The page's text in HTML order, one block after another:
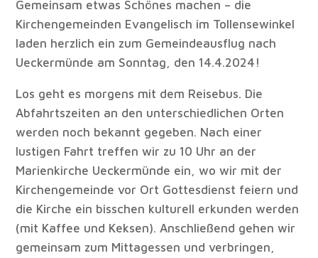
Gemeinsam etwas Schönes machen – die
Kirchengemeinden Evangelisch im Tollensewinkel
laden herzlich ein zum Gemeindeausflug nach
Ueckermünde am Sonntag, den 14.4.2024!
Los geht es morgens mit dem Reisebus. Die
Abfahrtszeiten an den unterschiedlichen Orten
werden noch bekannt gegeben. Nach einer
lustigen Fahrt treffen wir zu 10 Uhr an der
Marienkirche Ueckermünde ein, wo wir mit der
Kirchengemeinde vor Ort Gottesdienst feiern und
die Kirche ein bisschen kulturell erkunden werden
(mit Kaffee und Keksen). Anschließend gehen wir
gemeinsam zum Mittagessen und verbringen,